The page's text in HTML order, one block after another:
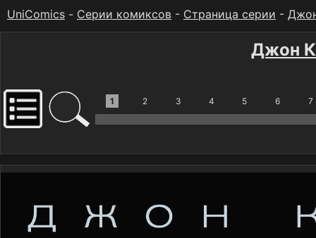
UniComics - Серии комиксов - Страница серии -
Джон
1 2 3 4 5 6 7